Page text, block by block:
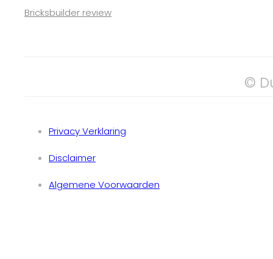
Bricksbuilder review
©
Privacy Verklaring
Disclaimer
Algemene Voorwaarden